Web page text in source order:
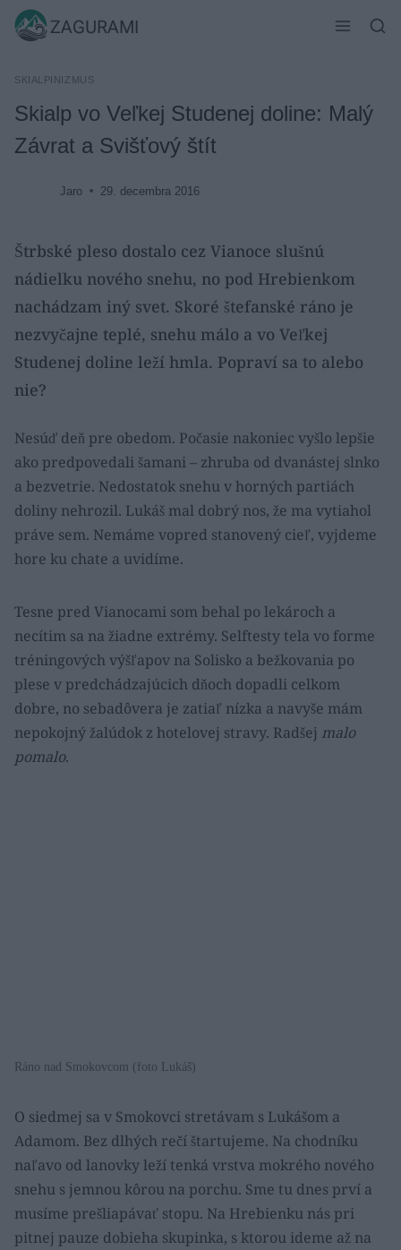
Skip
ZAGURAMI
SKIALPINIZMUS
Skialp vo Veľkej Studenej doline: Malý
Závrat a Svišťový štít
Jaro 29. decembra 2016
Štrbské pleso dostalo cez Vianoce slušnú
nádielku nového snehu, no pod Hrebienkom
nachádzam iný svet. Skoré štefanské ráno je
nezvyčajne teplé, snehu málo a vo Veľkej
Studenej doline leží hmla. Popraví sa to alebo
nie?
Nesúď deň pre obedom. Počasie nakoniec vyšlo lepšie
ako predpovedali šamani – zhruba od dvanástej slnko
a bezvetrie. Nedostatok snehu v horných partiách
doliny nehrozil. Lukáš mal dobrý nos, že ma vytiahol
práve sem. Nemáme vopred stanovený cieľ, vyjdeme
hore ku chate a uvidíme.
Tesne pred Vianocami som behal po lekároch a
necítim sa na žiadne extrémy. Selftesty tela vo forme
tréningových výšľapov na Solisko a bežkovania po
plese v predchádzajúcich dňoch dopadli celkom
dobre, no sebadôvera je zatiaľ nízka a navyše mám
nepokojný žalúdok z hotelovej stravy. Radšej malo
pomalo.
Ráno nad Smokovcom (foto Lukáš)
O siedmej sa v Smokovci stretávam s Lukášom a
Adamom. Bez dlhých rečí štartujeme. Na chodníku
naľavo od lanovky leží tenká vrstva mokrého nového
snehu s jemnou kôrou na porchu. Sme tu dnes prví a
musíme prešliapávať stopu. Na Hrebienku nás pri
pitnej pauze dobieha skupinka, s ktorou ideme až na